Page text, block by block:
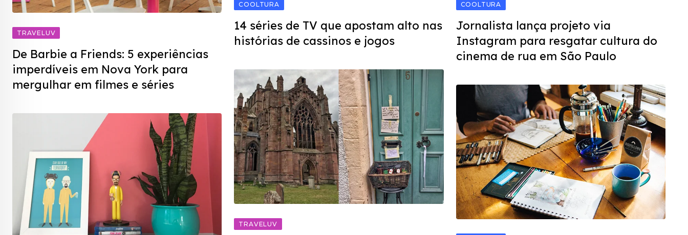
TRAVELUV
De Barbie a Friends: 5 experiências
imperdíveis em Nova York para
mergulhar em filmes e séries
COOLTURA
14 séries de TV que apostam alto nas
histórias de cassinos e jogos
COOLTURA
Jornalista lança projeto via
Instagram para resgatar cultura do
cinema de rua em São Paulo
TRAVELUV